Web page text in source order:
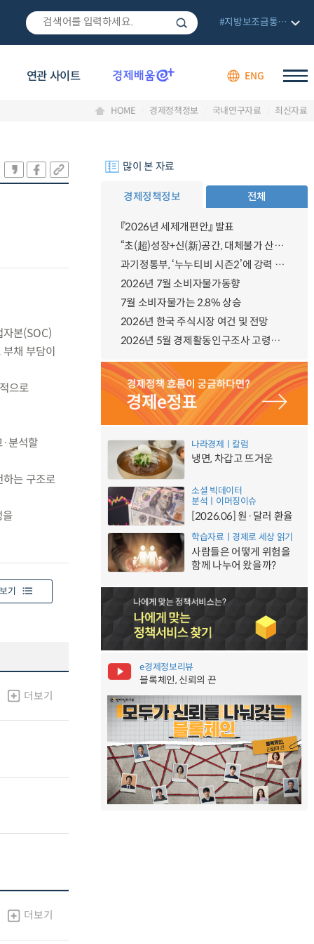
연관 사이트 ENG
#지방보조금통합관리망
HOME 경제정책정보 국내연구자료 최신자료
본(SOC)
채 부담이
으로
분석할
는 구조로
을
기
더보기
더보기
많이 본 자료
경제정책정보 전체
『2026년 세제개편안』 발표
“초(超)성장+신(新)공간, 대체불가 산업강국”
과기정통부, ‘누누티비 시즌2’에 강력 대응 의지 밝혀
2026년 7월 소비자물가동향
7월 소비자물가는 2.8% 상승
2026년 한국 주식시장 여건 및 전망
2026년 5월 경제활동인구조사 고령층 부가조사 결과
나라경제ㅣ칼럼
냉면, 차갑고 뜨거운
소셜 빅데이터
분석ㅣ이머징이슈
[2026.06] 원·달러 환율
학습자료ㅣ경제로 세상 읽기
사람들은 어떻게 위험을
함께 나누어 왔을까?
e경제정보리뷰
블록체인, 신뢰의 끈